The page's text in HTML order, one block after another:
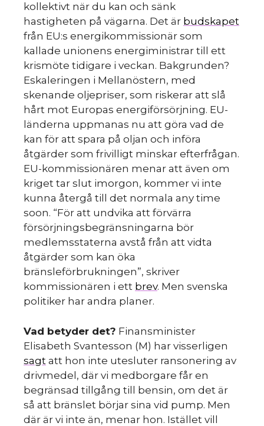
kollektivt när du kan och sänk
hastigheten på vägarna. Det är budskapet
från EU:s energikommissionär som
kallade unionens energiministrar till ett
krismöte tidigare i veckan. Bakgrunden?
Eskaleringen i Mellanöstern, med
skenande oljepriser, som riskerar att slå
hårt mot Europas energiförsörjning. EU-
länderna uppmanas nu att göra vad de
kan för att spara på oljan och införa
åtgärder som frivilligt minskar efterfrågan.
EU-kommissionären menar att även om
kriget tar slut imorgon, kommer vi inte
kunna återgå till det normala any time
soon. “För att undvika att förvärra
försörjningsbegränsningarna bör
medlemsstaterna avstå från att vidta
åtgärder som kan öka
bränsleförbrukningen”, skriver
kommissionären i ett brev. Men svenska
politiker har andra planer.
Vad betyder det? Finansminister
Elisabeth Svantesson (M) har visserligen
sagt att hon inte utesluter ransonering av
drivmedel, där vi medborgare får en
begränsad tillgång till bensin, om det är
så att bränslet börjar sina vid pump. Men
där är vi inte än, menar hon. Istället vill